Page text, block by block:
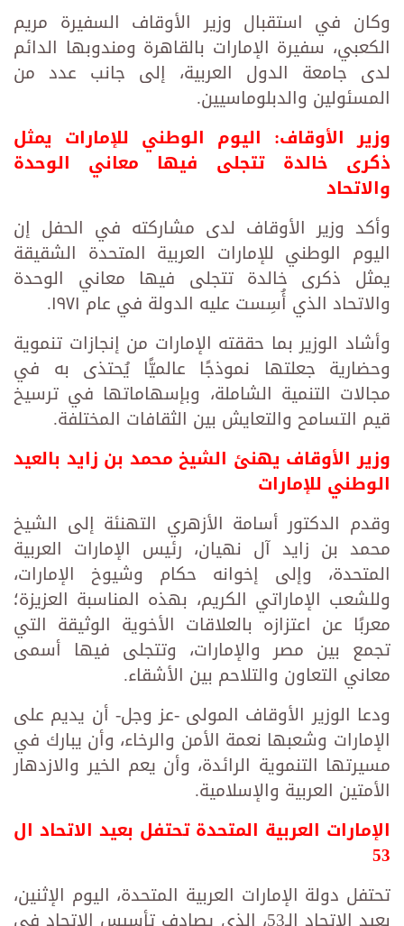
وكان في استقبال وزير الأوقاف السفيرة مريم
الكعبي، سفيرة الإمارات بالقاهرة ومندوبها الدائم
لدى جامعة الدول العربية، إلى جانب عدد من
المسئولين والدبلوماسيين.
وزير الأوقاف: اليوم الوطني للإمارات يمثل
ذكرى خالدة تتجلى فيها معاني الوحدة
والاتحاد
وأكد وزير الأوقاف لدى مشاركته في الحفل إن
اليوم الوطني للإمارات العربية المتحدة الشقيقة
يمثل ذكرى خالدة تتجلى فيها معاني الوحدة
والاتحاد الذي أُسِست عليه الدولة في عام ١٩٧١.
وأشاد الوزير بما حققته الإمارات من إنجازات تنموية
وحضارية جعلتها نموذجًا عالميًّا يُحتذى به في
مجالات التنمية الشاملة، وبإسهاماتها في ترسيخ
قيم التسامح والتعايش بين الثقافات المختلفة.
وزير الأوقاف يهنئ الشيخ محمد بن زايد بالعيد
الوطني للإمارات
وقدم الدكتور أسامة الأزهري التهنئة إلى الشيخ
محمد بن زايد آل نهيان، رئيس الإمارات العربية
المتحدة، وإلى إخوانه حكام وشيوخ الإمارات،
وللشعب الإماراتي الكريم، بهذه المناسبة العزيزة؛
معربًا عن اعتزازه بالعلاقات الأخوية الوثيقة التي
تجمع بين مصر والإمارات، وتتجلى فيها أسمى
معاني التعاون والتلاحم بين الأشقاء.
ودعا الوزير الأوقاف المولى -عز وجل- أن يديم على
الإمارات وشعبها نعمة الأمن والرخاء، وأن يبارك في
مسيرتها التنموية الرائدة، وأن يعم الخير والازدهار
الأمتين العربية والإسلامية.
الإمارات العربية المتحدة تحتفل بعيد الاتحاد ال
53
تحتفل دولة الإمارات العربية المتحدة، اليوم الإثنين،